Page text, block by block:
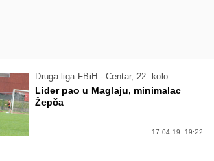
Druga liga FBiH - Centar, 22. kolo
Lider pao u Maglaju, minimalac
Žepča
17.04.19. 19:22